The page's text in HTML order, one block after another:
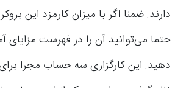
دارند. ضمنا اگر با میزان کارمزد این
حتما می‌توانید آن را در فهرست مزایای
دهید. این کارگزاری سه حساب مجرا